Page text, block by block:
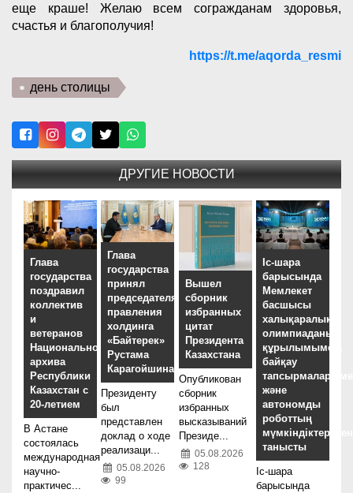
еще краше! Желаю всем согражданам здоровья,
счастья и благополучия!
https://t.me/aqorda_resmi
день столицы
ДРУГИЕ НОВОСТИ
Глава
государства
поздравил
коллектив
и
ветеранов
Национального
архива
Республики
Казахстан с
20-летием
В Астане
состоялась
международная
научно-
практичес...
Глава
государства
принял
председателя
правления
холдинга
«Байтерек»
Рустама
Карагойшина
Президенту
был
представлен
доклад о ходе
реализаци...
05.08.2026
99
Вышел
сборник
избранных
цитат
Президента
Казахстана
Опубликован
сборник
избранных
высказываний
Президе...
05.08.2026
128
Іс-шара
барысында
Мемлекет
басшысы
халықаралық
олимпиаданың
құрылымымен,
байқау
және
автономды
роботтың
мүмкіндіктерімен
танысты
Іс-шара
барысында